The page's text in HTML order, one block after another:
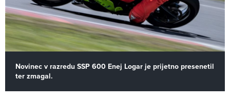
Novinec v razredu SSP 600 Enej Logar je prijetno presenetil
ter zmagal.